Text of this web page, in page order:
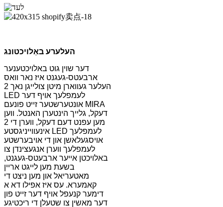
העלערע באַלויכטונג
דער שוין גוט באלויכטענער
ארבעטס-געגנט איז נאר וואס
העלער געווארן מיטן צולייגן נאך 2
LED לעמפלעך אויף דער
אונטערשטער זייט פונעם MIRA
דעקל, גלייך הינטערן האנטל. ווען
מען עפנט דעם דעקל, ווערן די 2
אינעווייניגסטע LED לעמפלעך
אויסגעלאשן און די אויבערשטע
לעמפלעך ווערן אנגעצינדן צו
באלויכטן אייער ארבעטס-געגנט,
בשעת מען לייגט אריין
מאטעריאל און מען ניצט די
קאמערא. עס איז אפילו דא א
דימער קנעפל אויף דער זייט פון
דער מאשין צו שטעלן די ריכטיגע